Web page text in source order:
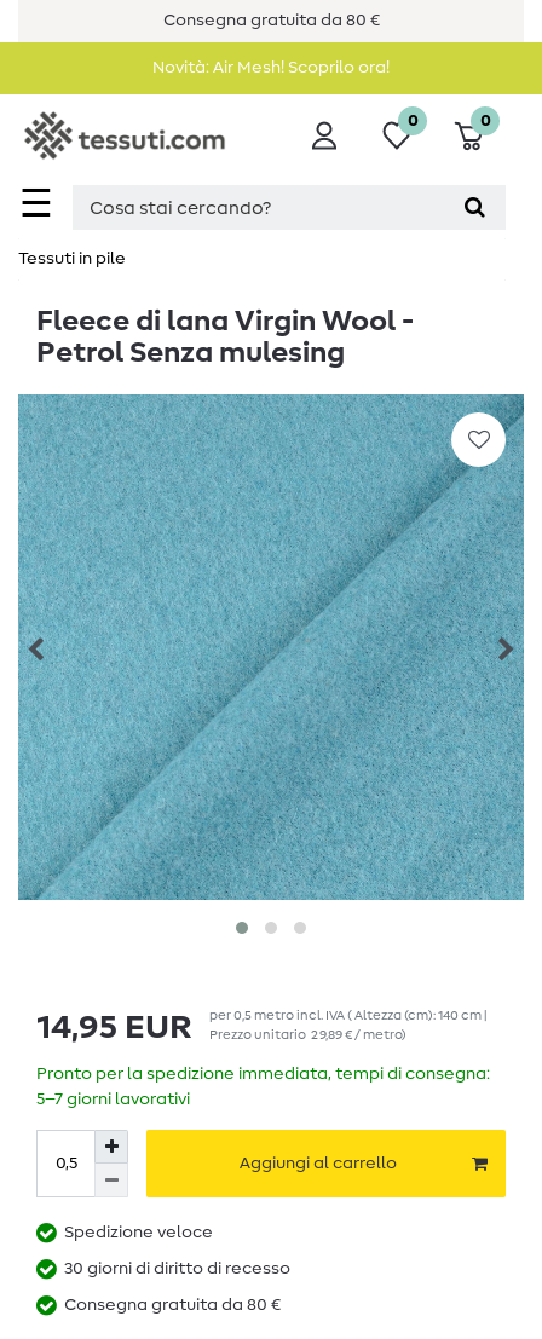
Consegna gratuita da 80 €
Novità: Air Mesh! Scoprilo ora!
☰
0 0
Tessuti in pile
Fleece di lana Virgin Wool -
Petrol Senza mulesing
14,95 EUR per0,5 metro incl. IVA( Altezza (cm): 140 cm |
Prezzo unitario 29,89 € / metro)
Pronto per la spedizione immediata, tempi di consegna:
5–7 giorni lavorativi
Aggiungi al carrello
Spedizione veloce
30 giorni di diritto di recesso
Consegna gratuita da 80 €